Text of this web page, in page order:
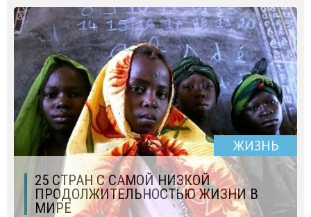
ЖИЗНЬ
25 СТРАН С САМОЙ НИЗКОЙ
ПРОДОЛЖИТЕЛЬНОСТЬЮ ЖИЗНИ В
МИРЕ